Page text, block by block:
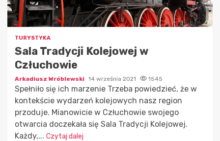
TURYSTYKA
Sala Tradycji Kolejowej w
Człuchowie
Arkadiusz Wróblewski 14 września 2021 1545
Spełniło się ich marzenie Trzeba powiedzieć, że w
kontekście wydarzeń kolejowych nasz region
przoduje. Mianowicie w Człuchowie swojego
otwarcia doczekała się Sala Tradycji Kolejowej.
Każdy,... Czytaj dalej